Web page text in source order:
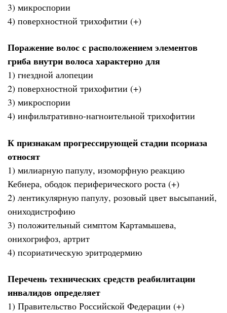
3) микроспории
4) поверхностной трихофитии (+)
Поражение волос с расположением элементов
гриба внутри волоса характерно для
1) гнездной алопеции
2) поверхностной трихофитии (+)
3) микроспории
4) инфильтративно-нагноительной трихофитии
К признакам прогрессирующей стадии псориаза
относят
1) милиарную папулу, изоморфную реакцию
Кебнера, ободок периферического роста (+)
2) лентикулярную папулу, розовый цвет высыпаний,
ониходистрофию
3) положительный симптом Картамышева,
онихогрифоз, артрит
4) псориатическую эритродермию
Перечень технических средств реабилитации
инвалидов определяет
1) Правительство Российской Федерации (+)